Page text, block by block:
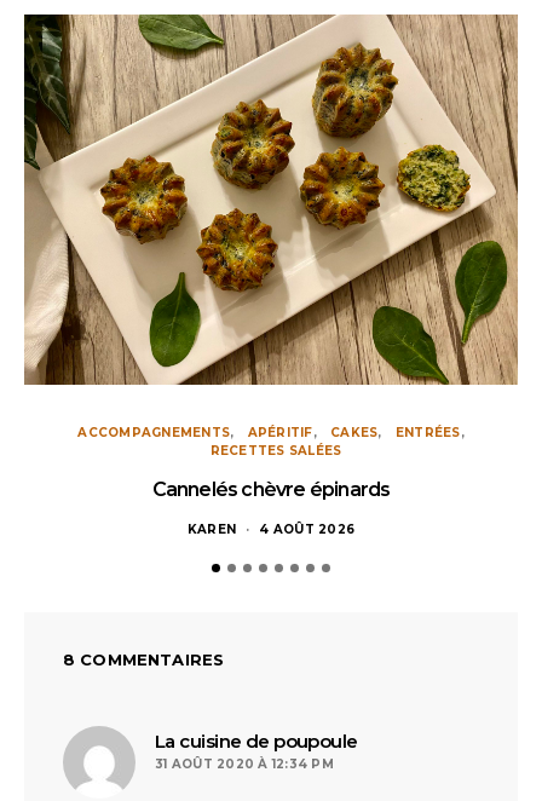
ACCOMPAGNEMENTS APÉRITIF CAKES
ENTRÉES
RECETTES SALÉES
Cannelés chèvre épinards
KAREN 4 AOÛT 2026
8 COMMENTAIRES
La cuisine de poupoule
31 AOÛT 2020 À 12:34 PM